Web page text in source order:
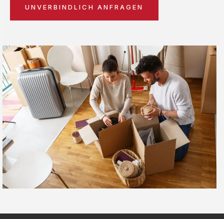
UNVERBINDLICH ANFRAGEN